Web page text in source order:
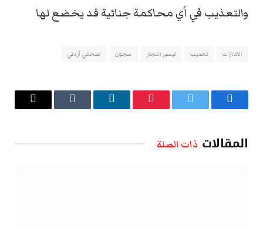
والتعذيب في أي محاكمة جنائية قد يخضع لها
الامارات تعذيب تيسير النجار سجون صحفي أردني
فيسبوك تويتر بينتيريستلينكدإن Tumblr
البريد
المقالات ذات الصلة